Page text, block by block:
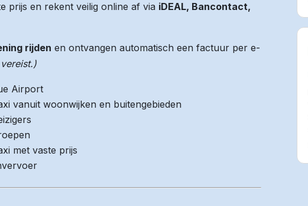
prijs en rekent veilig online af via iDEAL, Bancontact,
rijden en ontvangen automatisch een factuur per e-
Airport
vanuit woonwijken en buitengebieden
met vaste prijs